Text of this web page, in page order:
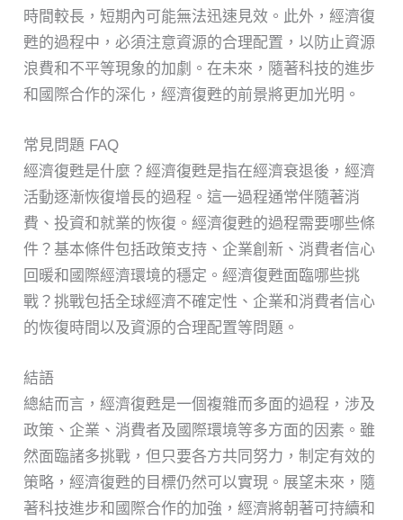
時間較長，短期內可能無法迅速見效。此外，經濟復
甦的過程中，必須注意資源的合理配置，以防止資源
浪費和不平等現象的加劇。在未來，隨著科技的進步
和國際合作的深化，經濟復甦的前景將更加光明。
常見問題 FAQ
經濟復甦是什麼？經濟復甦是指在經濟衰退後，經濟
活動逐漸恢復增長的過程。這一過程通常伴隨著消
費、投資和就業的恢復。經濟復甦的過程需要哪些條
件？基本條件包括政策支持、企業創新、消費者信心
回暖和國際經濟環境的穩定。經濟復甦面臨哪些挑
戰？挑戰包括全球經濟不確定性、企業和消費者信心
的恢復時間以及資源的合理配置等問題。
結語
總結而言，經濟復甦是一個複雜而多面的過程，涉及
政策、企業、消費者及國際環境等多方面的因素。雖
然面臨諸多挑戰，但只要各方共同努力，制定有效的
策略，經濟復甦的目標仍然可以實現。展望未來，隨
著科技進步和國際合作的加強，經濟將朝著可持續和